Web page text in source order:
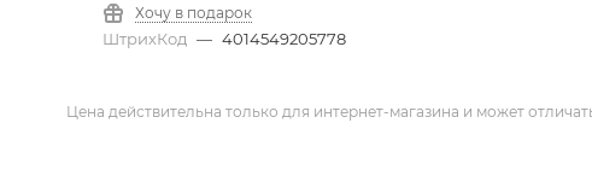
Хочу в подарок
ШтрихКод — 4014549205778
Цена действительна только для интернет-магазина и может